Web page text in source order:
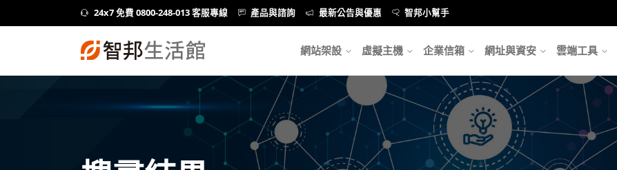
24x7 免費 0800-248-013 客服專線 產品與諮詢 最新公告與優惠 智邦小幫手
網站架設 虛擬主機 企業信箱 網址與資安 雲端工具